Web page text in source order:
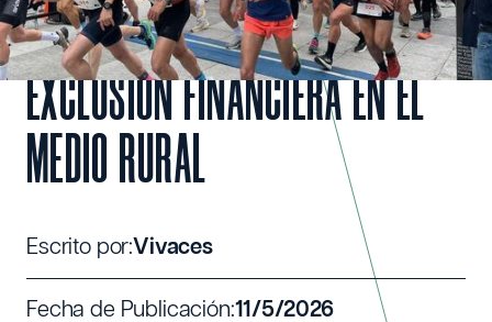
SENSIBILIZAR SOBRE LA
EXCLUSIÓN FINANCIERA EN EL
MEDIO RURAL
Escrito por:Vivaces
Fecha de Publicación:11/5/2026